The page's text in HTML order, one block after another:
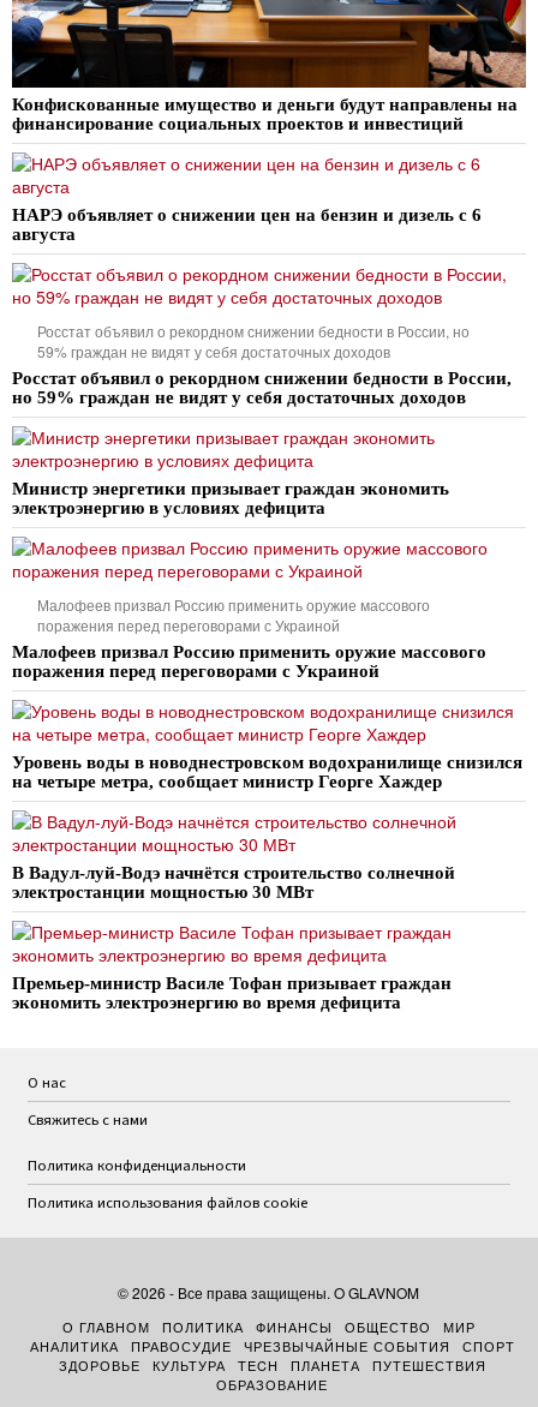
Конфискованные имущество и деньги будут направлены на
финансирование социальных проектов и инвестиций
НАРЭ объявляет о снижении цен на бензин и дизель с 6
августа
Росстат объявил о рекордном снижении бедности в России, но
59% граждан не видят у себя достаточных доходов
Росстат объявил о рекордном снижении бедности в России,
но 59% граждан не видят у себя достаточных доходов
Министр энергетики призывает граждан экономить
электроэнергию в условиях дефицита
Малофеев призвал Россию применить оружие массового
поражения перед переговорами с Украиной
Малофеев призвал Россию применить оружие массового
поражения перед переговорами с Украиной
Уровень воды в новоднестровском водохранилище снизился
на четыре метра, сообщает министр Георге Хаждер
В Вадул-луй-Водэ начнётся строительство солнечной
электростанции мощностью 30 МВт
Премьер-министр Василе Тофан призывает граждан
экономить электроэнергию во время дефицита
О нас
Свяжитесь с нами
Политика конфиденциальности
Политика использования файлов cookie
©2026 - Все права защищены. O GLAVNOM
О ГЛАВНОМ ПОЛИТИКА ФИНАНСЫ ОБЩЕСТВО
МИР
АНАЛИТИКА
ПРАВОСУДИЕ ЧРЕЗВЫЧАЙНЫЕ СОБЫТИЯ
СПОРТ
ЗДОРОВЬЕ
КУЛЬТУРА TECH ПЛАНЕТА
ПУТЕШЕСТВИЯ
ОБРАЗОВАНИЕ